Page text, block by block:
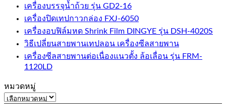
เครื่องบรรจุน้ำถ้วย รุ่น GD2-16
เครื่องปิดเทปกาวกล่อง FXJ-6050
เครื่องอบฟิล์มหด Shrink Film DINGYE รุ่น DSH-4020S
วิธีเปลี่ยนสายพานเทปลอน เครื่องซีลสายพาน
เครื่องซีลสายพานต่อเนื่องแนวตั้ง ล้อเลื่อน รุ่น FRM-
1120LD
หมวดหมู่
หมวด